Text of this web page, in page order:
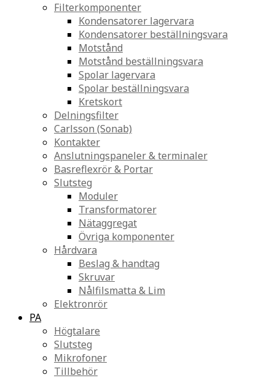
Filterkomponenter
Kondensatorer lagervara
Kondensatorer beställningsvara
Motstånd
Motstånd beställningsvara
Spolar lagervara
Spolar beställningsvara
Kretskort
Delningsfilter
Carlsson (Sonab)
Kontakter
Anslutningspaneler & terminaler
Basreflexrör & Portar
Slutsteg
Moduler
Transformatorer
Nätaggregat
Övriga komponenter
Hårdvara
Beslag & handtag
Skruvar
Nålfilsmatta & Lim
Elektronrör
PA
Högtalare
Slutsteg
Mikrofoner
Tillbehör